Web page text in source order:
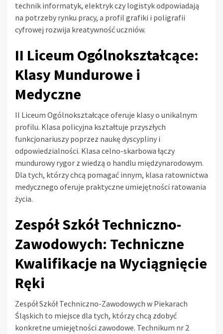
technik informatyk, elektryk czy logistyk odpowiadają
na potrzeby rynku pracy, a profil grafiki i poligrafii
cyfrowej rozwija kreatywność uczniów.
II Liceum Ogólnokształcące:
Klasy Mundurowe i
Medyczne
II Liceum Ogólnokształcące oferuje klasy o unikalnym
profilu. Klasa policyjna kształtuje przyszłych
funkcjonariuszy poprzez naukę dyscypliny i
odpowiedzialności. Klasa celno-skarbowa łączy
mundurowy rygor z wiedzą o handlu międzynarodowym.
Dla tych, którzy chcą pomagać innym, klasa ratownictwa
medycznego oferuje praktyczne umiejętności ratowania
życia.
Zespół Szkół Techniczno-
Zawodowych: Techniczne
Kwalifikacje na Wyciągnięcie
Ręki
Zespół Szkół Techniczno-Zawodowych w Piekarach
Śląskich to miejsce dla tych, którzy chcą zdobyć
konkretne umiejętności zawodowe. Technikum nr 2